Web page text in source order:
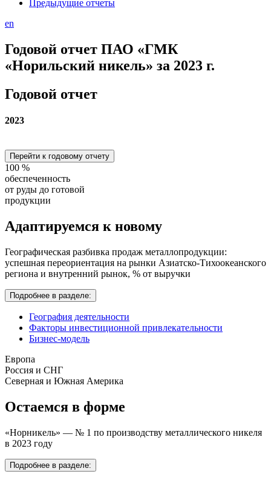
Предыдущие отчеты
en
Годовой отчет ПАО «ГМК
«Норильский никель» за 2023 г.
Годовой отчет
2023
Перейти к годовому отчету
100 %
обеспеченность
от руды до готовой
продукции
Адаптируемся к новому
Географическая разбивка продаж металлопродукции:
успешная переориентация на рынки Азиатско-Тихоокеанского
региона и внутренний рынок, % от выручки
Подробнее в разделе:
География деятельности
Факторы инвестиционной привлекательности
Бизнес-модель
Европа
Россия и СНГ
Северная и Южная Америка
Остаемся в форме
«Норникель» — № 1 по производству металлического никеля
в 2023 году
Подробнее в разделе: